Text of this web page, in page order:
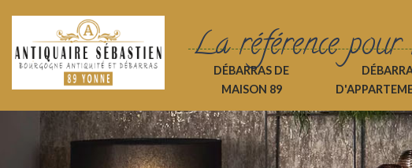
La référence
DÉBARRAS DE
MAISON 89